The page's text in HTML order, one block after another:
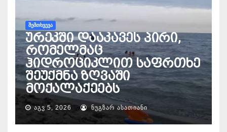
ᲨᲔᲛᲗᲮᲕᲔᲕᲐ
ურეკში დააკავეს პირი,
რომელმაც
ჰიდროციკლით საფრთხე
შეუქმნა ზღვაში
მოქალაქეებს
ᲐᲒᲕ 5, 2026 ᲜᲣᲒᲖᲐᲠ ᲐᲡᲐᲗᲘᲐᲜᲘ